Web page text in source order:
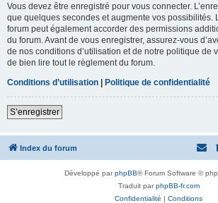
Vous devez être enregistré pour vous connecter.
que quelques secondes et augmente vos possibilités.
forum peut également accorder des permissions
du forum. Avant de vous enregistrer, assurez-vous
de nos conditions d’utilisation et de notre politique de
de bien lire tout le règlement du forum.
Conditions d’utilisation | Politique de confidentialité
S’enregistrer
Index du forum
Développé parphpBB® Forum Software ©
Traduit parphpBB-fr.com
Confidentialité | Conditions